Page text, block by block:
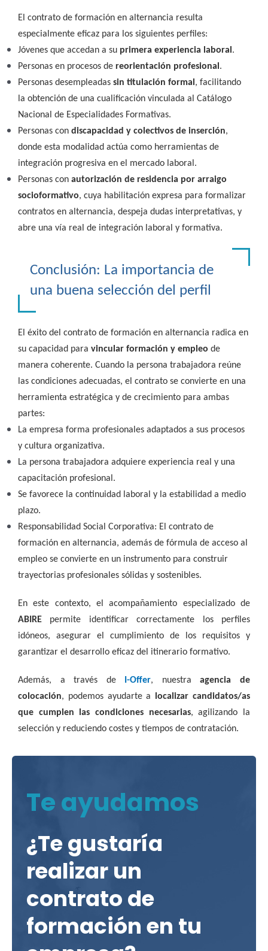
El contrato de formación en alternancia resulta
especialmente eficaz para los siguientes perfiles:
Jóvenes que accedan a su primera experiencia laboral .
Personas en procesos de reorientación profesional .
Personas desempleadas sin titulación formal , facilitando
la obtención de una cualificación vinculada al Catálogo
Nacional de Especialidades Formativas.
Personas con discapacidad y colectivos de inserción,
donde esta modalidad actúa como herramientas de
integración progresiva en el mercado laboral.
Personas con autorización de residencia por arraigo
socioformativo, cuya habilitación expresa para formalizar
contratos en alternancia, despeja dudas interpretativas, y
abre una vía real de integración laboral y formativa.
Conclusión: La importancia de
una buena selección del perfil
El éxito del contrato de formación en alternancia radica en
su capacidad para vincular formación y empleo de
manera coherente. Cuando la persona trabajadora reúne
las condiciones adecuadas, el contrato se convierte en una
herramienta estratégica y de crecimiento para ambas
partes:
La empresa forma profesionales adaptados a sus procesos
y cultura organizativa.
La persona trabajadora adquiere experiencia real y una
capacitación profesional.
Se favorece la continuidad laboral y la estabilidad a medio
plazo.
Responsabilidad Social Corporativa: El contrato de
formación en alternancia, además de fórmula de acceso al
empleo se convierte en un instrumento para construir
trayectorias profesionales sólidas y sostenibles.
En este contexto, el acompañamiento especializado de
ABIRE permite identificar correctamente los perfiles
idóneos, asegurar el cumplimiento de los requisitos y
garantizar el desarrollo eficaz del itinerario formativo.
Además, a través de I-Offer, nuestraagencia de
colocación, podemos ayudarte a
localizar candidatos/as
que cumplen las condiciones necesarias, agilizando la
selección y reduciendo costes y tiempos de contratación.
Te ayudamos
¿Te gustaría
realizar un
contrato de
formación en tu